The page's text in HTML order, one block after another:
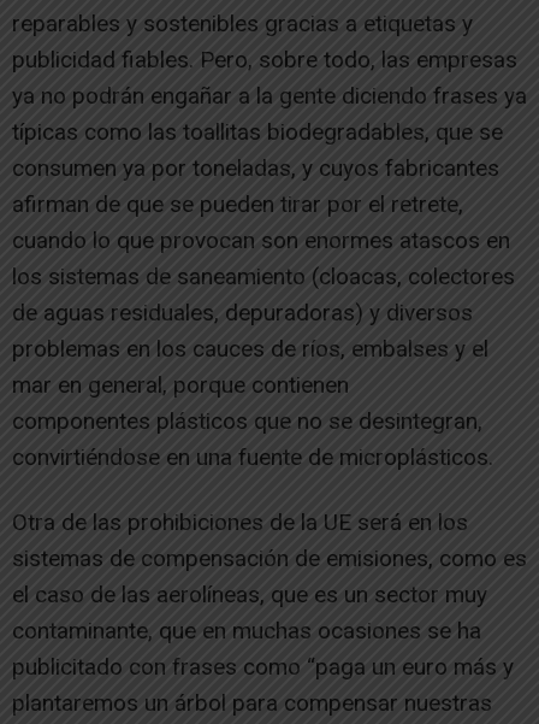
reparables y sostenibles gracias a etiquetas y
publicidad fiables. Pero, sobre todo, las empresas
ya no podrán engañar a la gente diciendo frases ya
típicas como las toallitas biodegradables, que se
consumen ya por toneladas, y cuyos fabricantes
afirman de que se pueden tirar por el retrete,
cuando lo que provocan son enormes atascos en
los sistemas de saneamiento (cloacas, colectores
de aguas residuales, depuradoras) y diversos
problemas en los cauces de ríos, embalses y el
mar en general, porque contienen
componentes plásticos que no se desintegran,
convirtiéndose en una fuente de microplásticos.
Otra de las prohibiciones de la UE será en los
sistemas de compensación de emisiones, como es
el caso de las aerolíneas, que es un sector muy
contaminante, que en muchas ocasiones se ha
publicitado con frases como “paga un euro más y
plantaremos un árbol para compensar nuestras